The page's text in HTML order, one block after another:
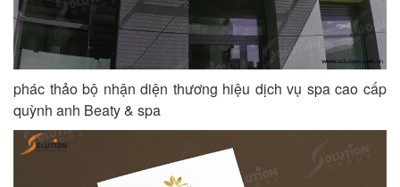
phác thảo bộ nhận diện thương hiệu dịch vụ spa cao cấp
quỳnh anh Beaty & spa